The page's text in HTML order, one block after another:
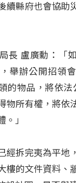
續縣府也會協助
長 盧廣勳：「
舉辦公開招領
的物品，將依
物所有權，將依
。」
經拆完夷為平地
樓的文件資料、